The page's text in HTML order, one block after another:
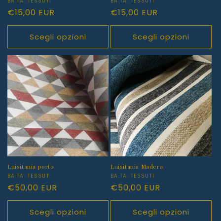
Produttore:
Prezzo
di
listino
€15,00 EUR
Scegli opzioni
Produttore:
Prezzo
di
listino
€15,00 EUR
Scegli opzioni
Luisitania porto
Produttore:
BA.TA. TESSUTI
Prezzo
di
listino
€50,00 EUR
Scegli opzioni
Luisitania Madera
Produttore:
BA.TA. TESSUTI
Prezzo
di
listino
€50,00 EUR
Scegli opzioni